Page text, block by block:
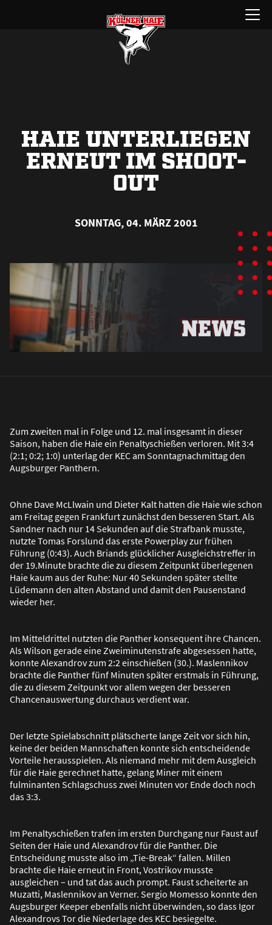
Menü
öffnen
HAIE UNTERLIEGEN
ERNEUT IM SHOOT-
OUT
SONNTAG, 04. MÄRZ 2001
Zum zweiten mal in Folge und 12. mal insgesamt in dieser
Saison, haben die Haie ein Penaltyschießen verloren. Mit 3:4
(2:1; 0:2; 1:0) unterlag der KEC am Sonntagnachmittag den
Augsburger Panthern.
Ohne Dave McLlwain und Dieter Kalt hatten die Haie wie schon
am Freitag gegen Frankfurt zunächst den besseren Start. Als
Sandner nach nur 14 Sekunden auf die Strafbank musste,
nutzte Tomas Forslund das erste Powerplay zur frühen
Führung (0:43). Auch Briands glücklicher Ausgleichstreffer in
der 19.Minute brachte die zu diesem Zeitpunkt überlegenen
Haie kaum aus der Ruhe: Nur 40 Sekunden später stellte
Lüdemann den alten Abstand und damit den Pausenstand
wieder her.
Im Mitteldrittel nutzten die Panther konsequent ihre Chancen.
Als Wilson gerade eine Zweiminutenstrafe abgesessen hatte,
konnte Alexandrov zum 2:2 einschießen (30.). Maslennikov
brachte die Panther fünf Minuten später erstmals in Führung,
die zu diesem Zeitpunkt vor allem wegen der besseren
Chancenauswertung durchaus verdient war.
Der letzte Spielabschnitt plätscherte lange Zeit vor sich hin,
keine der beiden Mannschaften konnte sich entscheidende
Vorteile herausspielen. Als niemand mehr mit dem Ausgleich
für die Haie gerechnet hatte, gelang Miner mit einem
fulminanten Schlagschuss zwei Minuten vor Ende doch noch
das 3:3.
Im Penaltyschießen trafen im ersten Durchgang nur Faust auf
Seiten der Haie und Alexandrov für die Panther. Die
Entscheidung musste also im „Tie-Break“ fallen. Millen
brachte die Haie erneut in Front, Vostrikov musste
ausgleichen – und tat das auch prompt. Faust scheiterte an
Muzatti, Maslennikov an Verner. Sergio Momesso konnte den
Augsburger Keeper ebenfalls nicht überwinden, so dass Igor
Alexandrovs Tor die Niederlage des KEC besiegelte.